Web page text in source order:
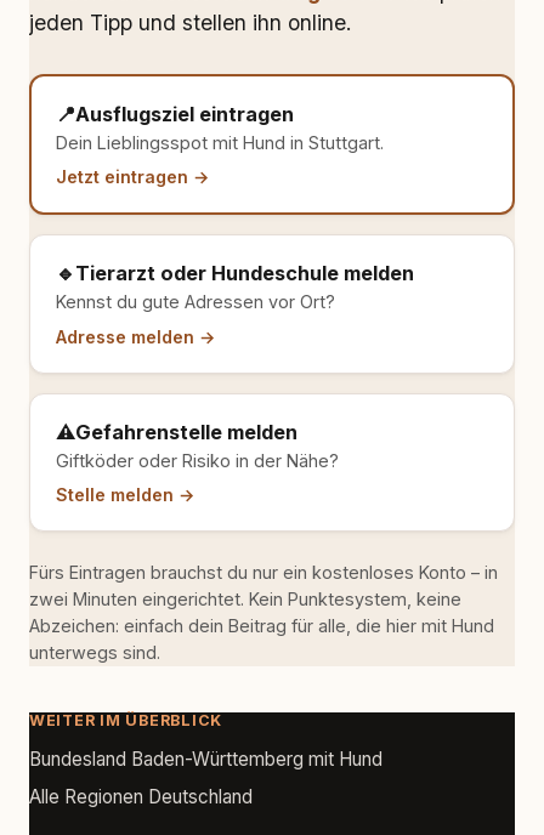
jeden Tipp und stellen ihn online.
📍Ausflugsziel eintragen
Dein Lieblingsspot mit Hund in Stuttgart.
Jetzt eintragen →
🔹 Tierarzt oder Hundeschule melden
Kennst du gute Adressen vor Ort?
Adresse melden →
⚠️Gefahrenstelle melden
Giftköder oder Risiko in der Nähe?
Stelle melden →
Fürs Eintragen brauchst du nur ein kostenloses Konto – in
zwei Minuten eingerichtet. Kein Punktesystem, keine
Abzeichen: einfach dein Beitrag für alle, die hier mit Hund
unterwegs sind.
WEITER IM ÜBERBLICK
Bundesland Baden-Württemberg mit Hund
Alle Regionen Deutschland